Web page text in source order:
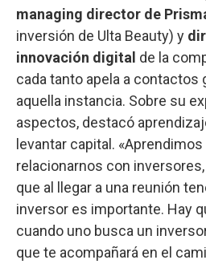
managing director de
inversión de Ulta Beauty) y
innovación digital de la
cada tanto apela a contactos
aquella instancia. Sobre su
aspectos, destacó
levantar capital.
relacionarnos con
que al llegar a una reunión
inversor es importante. Hay
cuando uno busca un
que te acompañará en el